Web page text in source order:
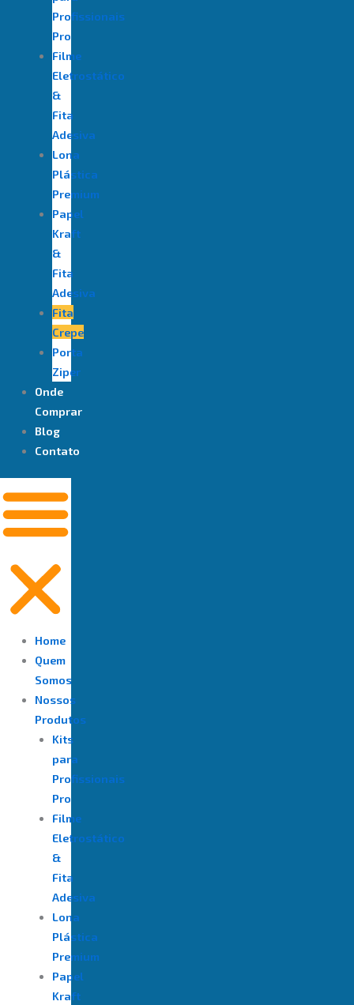
Profissionais
Pro
Filme
Eletrostático
&
Fita
Adesiva
⁠Lona
Plástica
Premium
Papel
Kraft
&
Fita
Adesiva
Fita
Crepe
Porta
Ziper
Onde
Comprar
Blog
Contato
Home
Quem
Somos
Nossos
Produtos
Kits
para
Profissionais
Pro
Filme
Eletrostático
&
Fita
Adesiva
⁠Lona
Plástica
Premium
Papel
Kraft